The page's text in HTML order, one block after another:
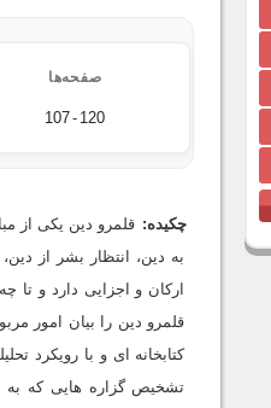
صفحه‌ها
107- 120
چکیده: قلمرو دین یکی از
به دین، انتظار بشر از
ارکان و اجزایی دارد و
قلمرو دین را بیان امور
کتابخانه ای و با رویکرد
تشخیص گزاره هایی که به